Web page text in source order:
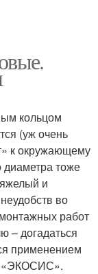
кольцом
(уж очень
к окружающему
диаметра тоже
и
во
работ
– догадаться
применением
«ЭКОСИС».